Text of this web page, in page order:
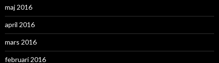
maj 2016
april 2016
mars 2016
februari 2016